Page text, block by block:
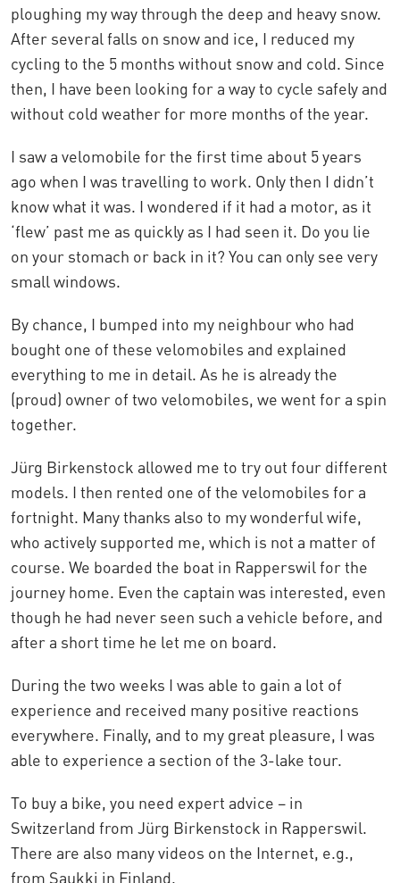
ploughing my way through the deep and heavy snow.
After several falls on snow and ice, I reduced my
cycling to the 5 months without snow and cold. Since
then, I have been looking for a way to cycle safely and
without cold weather for more months of the year.
I saw a velomobile for the first time about 5 years
ago when I was travelling to work. Only then I didn’t
know what it was. I wondered if it had a motor, as it
‘flew’ past me as quickly as I had seen it. Do you lie
on your stomach or back in it? You can only see very
small windows.
By chance, I bumped into my neighbour who had
bought one of these velomobiles and explained
everything to me in detail. As he is already the
(proud) owner of two velomobiles, we went for a spin
together.
Jürg Birkenstock allowed me to try out four different
models. I then rented one of the velomobiles for a
fortnight. Many thanks also to my wonderful wife,
who actively supported me, which is not a matter of
course. We boarded the boat in Rapperswil for the
journey home. Even the captain was interested, even
though he had never seen such a vehicle before, and
after a short time he let me on board.
During the two weeks I was able to gain a lot of
experience and received many positive reactions
everywhere. Finally, and to my great pleasure, I was
able to experience a section of the 3-lake tour.
To buy a bike, you need expert advice – in
Switzerland from Jürg Birkenstock in Rapperswil.
There are also many videos on the Internet, e.g.,
from Saukki in Finland.